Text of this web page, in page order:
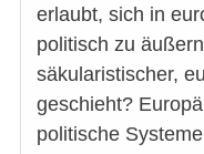
erlaubt, sich in
politisch zu
säkularistischer,
geschieht?
politische